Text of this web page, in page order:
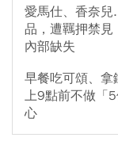
愛馬仕、香奈
品，遭羈押禁
內部缺失
早餐吃可頌、
上9點前不做「
心